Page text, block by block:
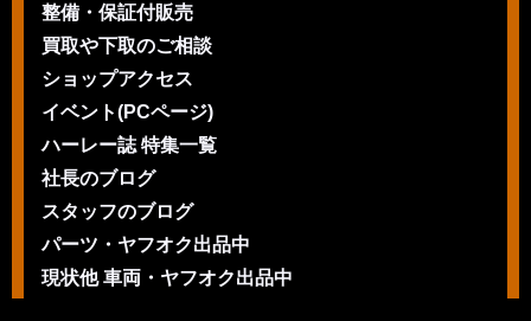
整備・保証付販売
買取や下取のご相談
ショップアクセス
イベント(PCページ)
ハーレー誌 特集一覧
社長のブログ
スタッフのブログ
パーツ・ヤフオク出品中
現状他 車両・ヤフオク出品中